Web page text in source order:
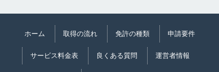
ホーム 取得の流れ 免許の種類 申請要件
サービス料金表 良くある質問 運営者情報